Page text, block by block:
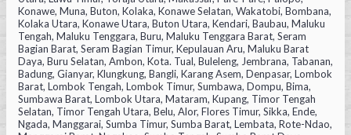
Konawe, Muna, Buton, Kolaka, Konawe Selatan, Wakatobi, Bombana,
Kolaka Utara, Konawe Utara, Buton Utara, Kendari, Baubau, Maluku
Tengah, Maluku Tenggara, Buru, Maluku Tenggara Barat, Seram
Bagian Barat, Seram Bagian Timur, Kepulauan Aru, Maluku Barat
Daya, Buru Selatan, Ambon, Kota. Tual, Buleleng, Jembrana, Tabanan,
Badung, Gianyar, Klungkung, Bangli, Karang Asem, Denpasar, Lombok
Barat, Lombok Tengah, Lombok Timur, Sumbawa, Dompu, Bima,
Sumbawa Barat, Lombok Utara, Mataram, Kupang, Timor Tengah
Selatan, Timor Tengah Utara, Belu, Alor, Flores Timur, Sikka, Ende,
Ngada, Manggarai, Sumba Timur, Sumba Barat, Lembata, Rote-Ndao,